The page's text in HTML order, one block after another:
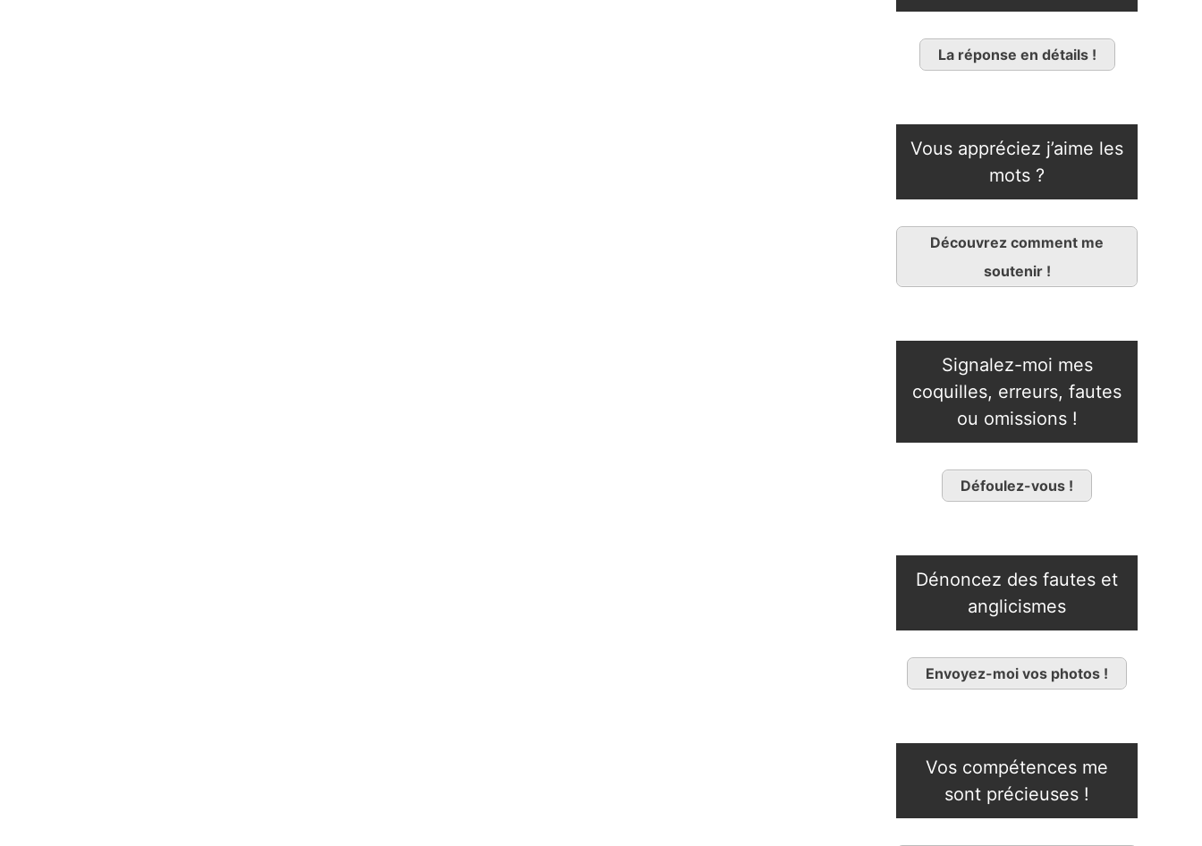
La réponse en détails !
Vous appréciez j’aime les
mots ?
Découvrez comment me
soutenir !
Signalez-moi mes
coquilles, erreurs, fautes
ou omissions !
Défoulez-vous !
Dénoncez des fautes et
anglicismes
Envoyez-moi vos photos !
Vos compétences me
sont précieuses !